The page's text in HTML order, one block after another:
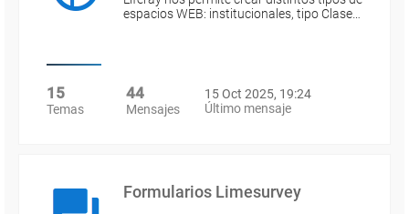
espacios WEB: institucionales, tipo Clase…
15
Temas
44
Mensajes
15 Oct 2025, 19:24
Último mensaje
Formularios Limesurvey